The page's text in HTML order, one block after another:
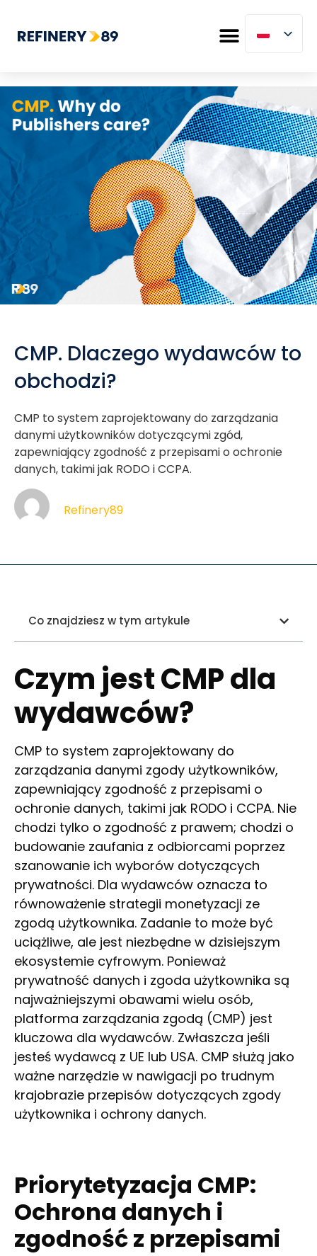
CMP. Dlaczego wydawców to
obchodzi?
CMP to system zaprojektowany do zarządzania
danymi użytkowników dotyczącymi zgód,
zapewniający zgodność z przepisami o ochronie
danych, takimi jak RODO i CCPA.
Refinery89
Co znajdziesz w tym artykule
Czym jest CMP dla
wydawców?
CMP to system zaprojektowany do
zarządzania danymi zgody użytkowników,
zapewniający zgodność z przepisami o
ochronie danych, takimi jak RODO i CCPA. Nie
chodzi tylko o zgodność z prawem; chodzi o
budowanie zaufania z odbiorcami poprzez
szanowanie ich wyborów dotyczących
prywatności. Dla wydawców oznacza to
równoważenie strategii monetyzacji ze
zgodą użytkownika. Zadanie to może być
uciążliwe, ale jest niezbędne w dzisiejszym
ekosystemie cyfrowym. Ponieważ
prywatność danych i zgoda użytkownika są
najważniejszymi obawami wielu osób,
platforma zarządzania zgodą (CMP) jest
kluczowa dla wydawców. Zwłaszcza jeśli
jesteś wydawcą z UE lub USA. CMP służą jako
ważne narzędzie w nawigacji po trudnym
krajobrazie przepisów dotyczących zgody
użytkownika i ochrony danych.
Priorytetyzacja CMP:
Ochrona danych i
zgodność z przepisami